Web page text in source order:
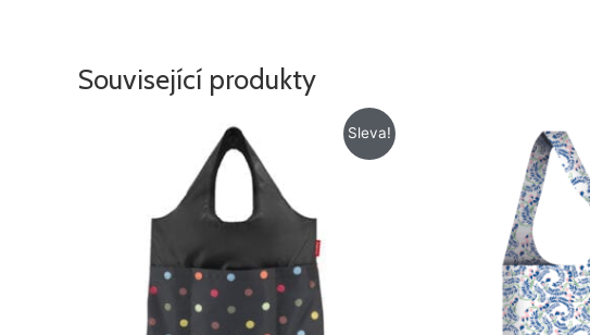
Související produkty
Sleva!
259 Kč.
Aktuální
cena
je:
219 Kč.
byla:
218 Kč.
cena
je:
128